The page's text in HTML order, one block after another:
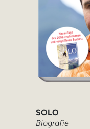
SOLO
Biografie